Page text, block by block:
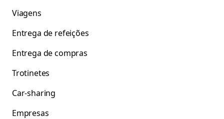
Viagens
Entrega de refeições
Entrega de compras
Trotinetes
Car-sharing
Empresas